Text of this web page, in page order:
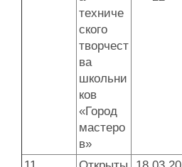
техниче
ского
творчест
ва
школьни
ков
«Город
мастеро
в»